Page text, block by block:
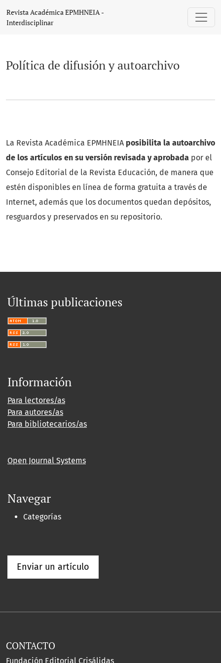
Política de difusión y autoarchivo
Revista Académica EPMHNEIA -
Interdisciplinar
Política de difusión y autoarchivo
La Revista Académica EPMHNEIA posibilita la autoarchivo
de los artículos en su versión revisada y aprobada por el
Consejo Editorial de la Revista Educación, de manera que
estén disponibles en línea de forma gratuita a través de
Internet, además que los documentos quedan depósitos,
resguardos y preservados en su repositorio.
Últimas publicaciones
Información
Para lectores/as
Para autores/as
Para bibliotecarios/as
Open Journal Systems
Navegar
Categorías
Enviar un artículo
CONTACTO
Fundación Editorial Crisálidas